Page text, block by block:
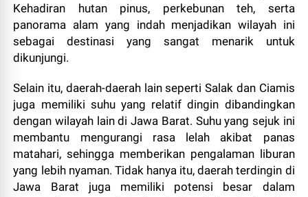
Kehadiran hutan pinus, perkebunan teh, serta
panorama alam yang indah menjadikan wilayah ini
sebagai destinasi yang sangat menarik untuk
dikunjungi.
Selain itu, daerah-daerah lain seperti Salak dan Ciamis
juga memiliki suhu yang relatif dingin dibandingkan
dengan wilayah lain di Jawa Barat. Suhu yang sejuk ini
membantu mengurangi rasa lelah akibat panas
matahari, sehingga memberikan pengalaman liburan
yang lebih nyaman. Tidak hanya itu, daerah terdingin di
Jawa Barat juga memiliki potensi besar dalam